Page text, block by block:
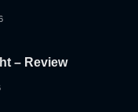
– Review